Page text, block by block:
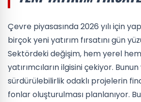
Çevre piyasasında 2026 yılı için
birçok yeni yatırım fırsatını gün
Sektördeki değişim, hem yerel
yatırımcıların ilgisini çekiyor. Bunun
sürdürülebilirlik odaklı projelerin
fonlar oluşturulması planlanıyor.